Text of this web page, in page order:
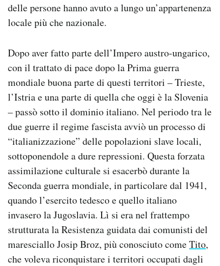
delle persone hanno avuto a lungo un’appartenenza
locale più che nazionale.
Dopo aver fatto parte dell’Impero austro-ungarico,
con il trattato di pace dopo la Prima guerra
mondiale buona parte di questi territori – Trieste,
l’Istria e una parte di quella che oggi è la Slovenia
– passò sotto il dominio italiano. Nel periodo tra le
due guerre il regime fascista avviò un processo di
“italianizzazione” delle popolazioni slave locali,
sottoponendole a dure repressioni. Questa forzata
assimilazione culturale si esacerbò durante la
Seconda guerra mondiale, in particolare dal 1941,
quando l’esercito tedesco e quello italiano
invasero la Jugoslavia. Lì si era nel frattempo
strutturata la Resistenza guidata dai comunisti del
maresciallo Josip Broz, più conosciuto comeTito,
che voleva riconquistare i territori occupati dagli